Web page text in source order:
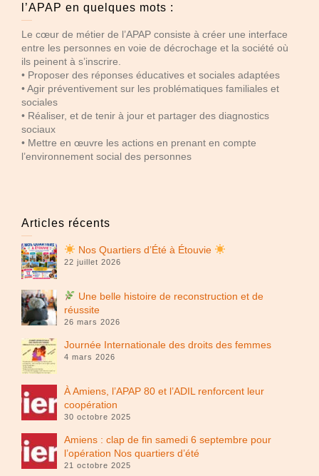
l’APAP en quelques mots :
Le cœur de métier de l’APAP consiste à créer une interface
entre les personnes en voie de décrochage et la société où
ils peinent à s’inscrire.
• Proposer des réponses éducatives et sociales adaptées
• Agir préventivement sur les problématiques familiales et
sociales
• Réaliser, et de tenir à jour et partager des diagnostics
sociaux
• Mettre en œuvre les actions en prenant en compte
l’environnement social des personnes
Articles récents
Nos Quartiers d’Été à Étouvie
22 juillet 2026
Une belle histoire de reconstruction et de
réussite
26 mars 2026
Journée Internationale des droits des femmes
4 mars 2026
À Amiens, l’APAP 80 et l’ADIL renforcent leur
coopération
30 octobre 2025
Amiens : clap de fin samedi 6 septembre pour
l’opération Nos quartiers d’été
21 octobre 2025